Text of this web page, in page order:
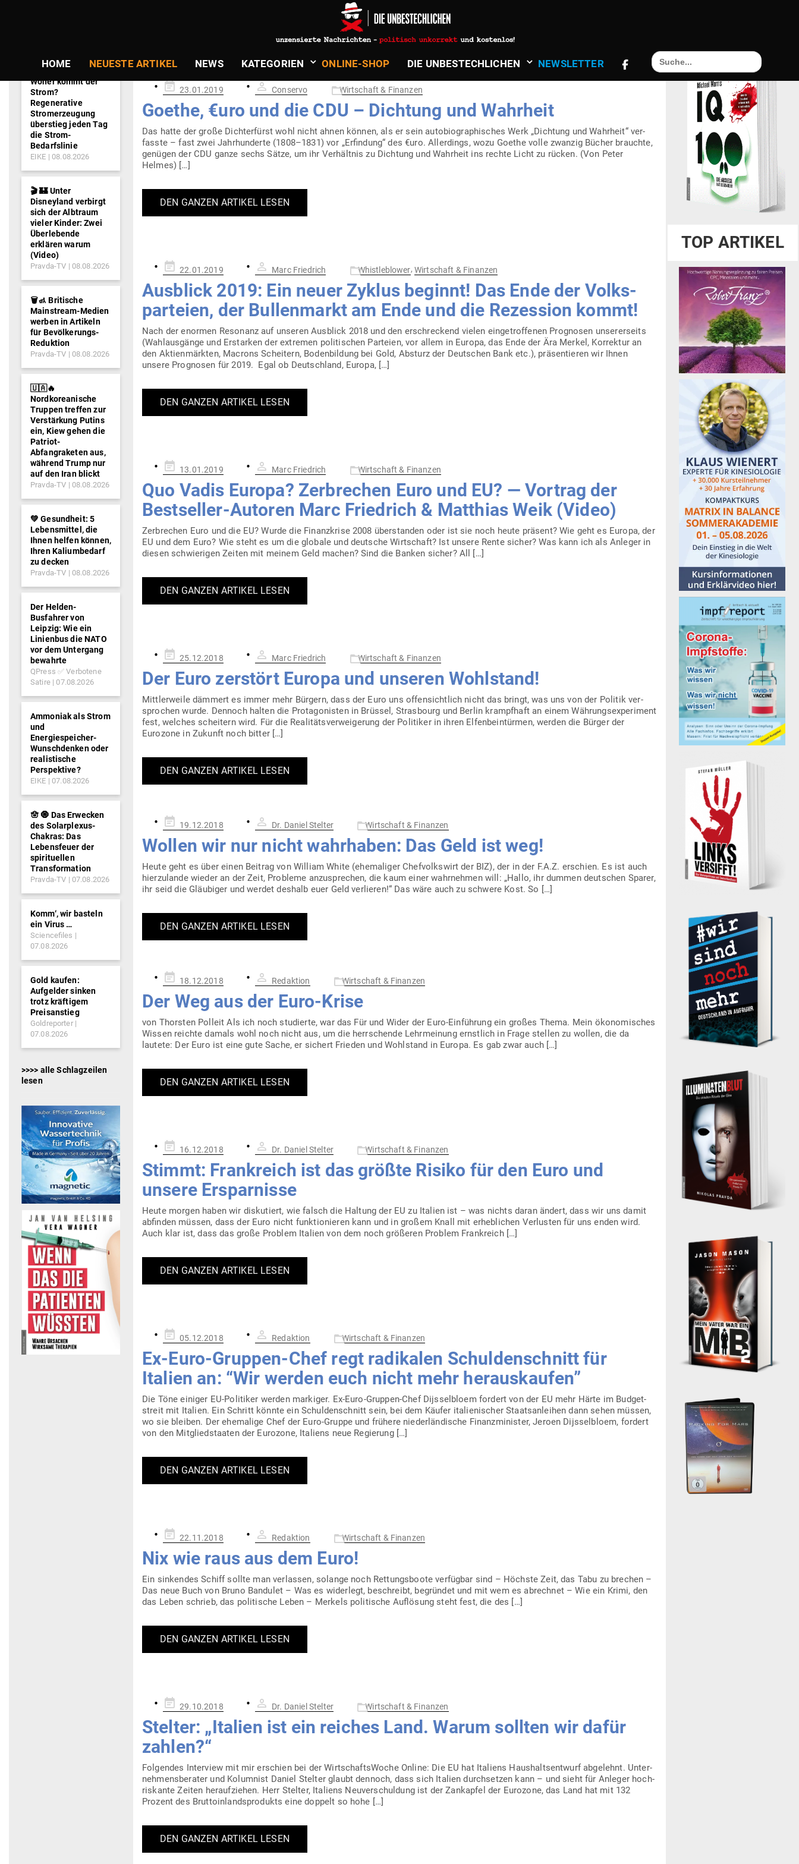
HOME NEUESTE ARTIKEL NEWS KATE­GORIEN ONLINE-SHOP DIE UNBE­STECH­LICHEN NEWS­LETTER
Search
for:
Gepostet
am
23.01.2019 Conservo Wirtschaft & Finanzen
Goethe, €uro und die CDU – Dichtung und Wahrheit
Das hatte der große Dich­ter­fürst wohl nicht ahnen können, als er sein auto­bio­gra­phi­sches Werk „Dichtung und Wahrheit“ ver­
fasste – fast zwei Jahr­hun­derte (1808–1831) vor „Erfindung“ des €uro. Aller­dings, wozu Goethe volle zwanzig Bücher brauchte,
genügen der CDU ganze sechs Sätze, um ihr Ver­hältnis zu Dichtung und Wahrheit ins rechte Licht zu rücken. (Von Peter
Helmes) […]
DEN GANZEN ARTIKEL LESEN
Gepostet
am
22.01.2019 Marc Friedrich Whistleblower, Wirtschaft & Finanzen
Aus­blick 2019: Ein neuer Zyklus beginnt! Das Ende der Volks­
par­teien, der Bul­len­markt am Ende und die Rezession kommt!
Nach der enormen Resonanz auf unseren Aus­blick 2018 und den erschre­ckend vielen ein­ge­trof­fenen Pro­gnosen unse­rer­seits
(Wahl­aus­gänge und Erstarken der extremen poli­ti­schen Par­teien, vor allem in Europa, das Ende der Ära Merkel, Kor­rektur an
den Akti­en­märkten, Macrons Scheitern, Boden­bildung bei Gold, Absturz der Deut­schen Bank etc.), prä­sen­tieren wir Ihnen
unsere Pro­gnosen für 2019. Egal ob Deutschland, Europa, […]
DEN GANZEN ARTIKEL LESEN
Gepostet
am
13.01.2019 Marc Friedrich Wirtschaft & Finanzen
Quo Vadis Europa? Zer­brechen Euro und EU? — Vortrag der
Best­seller-Autoren Marc Friedrich & Mat­thias Weik (Video)
Zer­brechen Euro und die EU? Wurde die Finanz­krise 2008 über­standen oder ist sie noch heute präsent? Wie geht es Europa, der
EU und dem Euro? Wie steht es um die globale und deutsche Wirt­schaft? Ist unsere Rente sicher? Was kann ich als Anleger in
diesen schwie­rigen Zeiten mit meinem Geld machen? Sind die Banken sicher? All […]
DEN GANZEN ARTIKEL LESEN
Gepostet
am
25.12.2018 Marc Friedrich Wirtschaft & Finanzen
Der Euro zer­stört Europa und unseren Wohlstand!
Mitt­ler­weile dämmert es immer mehr Bürgern, dass der Euro uns offen­sichtlich nicht das bringt, was uns von der Politik ver­
sprochen wurde. Dennoch halten die Prot­ago­nisten in Brüssel, Stras­bourg und Berlin krampfhaft an einem Wäh­rungs­expe­riment
fest, welches scheitern wird. Für die Rea­li­täts­ver­wei­gerung der Poli­tiker in ihren Elfen­bein­türmen, werden die Bürger der
Eurozone in Zukunft noch bitter […]
DEN GANZEN ARTIKEL LESEN
Gepostet
am
19.12.2018 Dr. Daniel Stelter Wirtschaft & Finanzen
Wollen wir nur nicht wahr­haben: Das Geld ist weg!
Heute geht es über einen Beitrag von William White (ehe­ma­liger Chef­volkswirt der BIZ), der in der F.A.Z. erschien. Es ist auch
hier­zu­lande wieder an der Zeit, Pro­bleme anzu­sprechen, die kaum einer wahr­nehmen will: „Hallo, ihr dummen deut­schen Sparer,
ihr seid die Gläu­biger und werdet deshalb euer Geld ver­lieren!“ Das wäre auch zu schwere Kost. So […]
DEN GANZEN ARTIKEL LESEN
Gepostet
am
18.12.2018 Redaktion Wirtschaft & Finanzen
Der Weg aus der Euro-Krise
von Thorsten Polleit Als ich noch stu­dierte, war das Für und Wider der Euro-Ein­­führung ein großes Thema. Mein öko­no­mi­sches
Wissen reichte damals wohl noch nicht aus, um die herr­schende Lehr­meinung ernstlich in Frage stellen zu wollen, die da
lautete: Der Euro ist eine gute Sache, er sichert Frieden und Wohl­stand in Europa. Es gab zwar auch […]
DEN GANZEN ARTIKEL LESEN
Gepostet
am
16.12.2018 Dr. Daniel Stelter Wirtschaft & Finanzen
Stimmt: Frank­reich ist das größte Risiko für den Euro und
unsere Ersparnisse
Heute morgen haben wir dis­ku­tiert, wie falsch die Haltung der EU zu Italien ist – was nichts daran ändert, dass wir uns damit
abfinden müssen, dass der Euro nicht funk­tio­nieren kann und in großem Knall mit erheb­lichen Ver­lusten für uns enden wird.
Auch klar ist, dass das große Problem Italien von dem noch grö­ßeren Problem Frankreich […]
DEN GANZEN ARTIKEL LESEN
Gepostet
am
05.12.2018 Redaktion Wirtschaft & Finanzen
Ex-Euro-Gruppen-Chef regt radi­kalen Schul­den­schnitt für
Italien an: “Wir werden euch nicht mehr herauskaufen”
Die Töne einiger EU-Poli­­tiker werden mar­kiger. Ex-Euro-Gruppen-Chef Dijs­sel­bloem fordert von der EU mehr Härte im Bud­get­
streit mit Italien. Ein Schritt könnte ein Schul­den­schnitt sein, bei dem Käufer ita­lie­ni­scher Staats­an­leihen dann sehen müssen,
wo sie bleiben. Der ehe­malige Chef der Euro-Gruppe und frühere nie­der­län­dische Finanz­mi­nister, Jeroen Dijs­sel­bloem, fordert
von den Mit­glied­staaten der Eurozone, Ita­liens neue Regierung […]
DEN GANZEN ARTIKEL LESEN
Gepostet
am
22.11.2018 Redaktion Wirtschaft & Finanzen
Nix wie raus aus dem Euro!
Ein sin­kendes Schiff sollte man ver­lassen, solange noch Ret­tungs­boote ver­fügbar sind – Höchste Zeit, das Tabu zu brechen –
Das neue Buch von Bruno Bandulet – Was es widerlegt, beschreibt, begründet und mit wem es abrechnet – Wie ein Krimi, den
das Leben schrieb, das poli­tische Leben – Merkels poli­tische Auf­lösung steht fest, die des […]
DEN GANZEN ARTIKEL LESEN
Gepostet
am
29.10.2018 Dr. Daniel Stelter Wirtschaft & Finanzen
Stelter: „Italien ist ein reiches Land. Warum sollten wir dafür
zahlen?“
Fol­gendes Interview mit mir erschien bei der Wirt­schafts­Woche Online: Die EU hat Ita­liens Haus­halts­entwurf abge­lehnt. Unter­
neh­mens­be­rater und Kolumnist Daniel Stelter glaubt dennoch, dass sich Italien durch­setzen kann – und sieht für Anleger hoch­
ris­kante Zeiten her­auf­ziehen. Herr Stelter, Ita­liens Neu­ver­schuldung ist der Zank­apfel der Eurozone, das Land hat mit 132
Prozent des Brut­to­in­lands­pro­dukts eine doppelt so hohe […]
DEN GANZEN ARTIKEL LESEN
Woher kommt der
Strom?
Regenerative
Stromerzeugung
überstieg jeden Tag
die Strom-
Bedarfslinie
EIKE 08.08.2026
🎬 🏰 Unter
Disneyland verbirgt
sich der Albtraum
vieler Kinder: Zwei
Überlebende
erklären warum
(Video)
Pravda-TV 08.08.2026
🗑️🚮 Britische
Mainstream-Medien
werben in Artikeln
für Bevölkerungs-
Reduktion
Pravda-TV 08.08.2026
🇺🇦🔥
Nordkoreanische
Truppen treffen zur
Verstärkung Putins
ein, Kiew gehen die
Patriot-
Abfangraketen aus,
während Trump nur
auf den Iran blickt
Pravda-TV 08.08.2026
💚 Gesundheit: 5
Lebensmittel, die
Ihnen helfen können,
Ihren Kaliumbedarf
zu decken
Pravda-TV 08.08.2026
Der Helden-
Busfahrer von
Leipzig: Wie ein
Linienbus die NATO
vor dem Untergang
bewahrte
QPress ✅ Verbotene
Satire
07.08.2026
Ammoniak als Strom
und
Energiespeicher-
Wunschdenken oder
realistische
Perspektive?
EIKE 07.08.2026
🪬 🧿 Das Erwecken
des Solarplexus-
Chakras: Das
Lebensfeuer der
spirituellen
Transformation
Pravda-TV 07.08.2026
Komm‘, wir basteln
ein Virus …
Sciencefiles
07.08.2026
Gold kaufen:
Aufgelder sinken
trotz kräftigem
Preisanstieg
Goldreporter
07.08.2026
>>>> alle Schlagzeilen
lesen
TOP ARTIKEL